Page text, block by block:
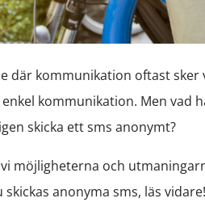
där kommunikation oftast
kommunikation. Men vad
skicka ett sms anonymt?
möjligheterna och
anonyma sms, läs vidare!